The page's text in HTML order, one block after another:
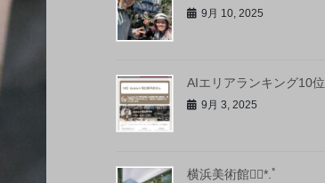
9月 10, 2025
AIエリアランキング10位
9月 3, 2025
横浜美術館❁⃘*.ﾟ